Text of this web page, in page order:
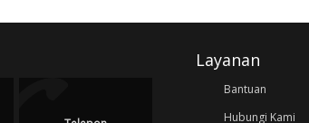
Layanan
Bantuan
Hubungi Kami